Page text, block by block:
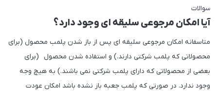
سوالات
آیا امکان مرجوعی سلیقه ای وجود دارد؟
متاسفانه امکان مرجوعی سلیقه ای پس از باز شدن پلمب محصول (برای
محصولاتی که پلمب شرکتی دارند.) و استفاده شدن محصول (برای
بعضی از محصولاتی که دارای پلمب شرکتی نمی باشند.) به هیچ وجه
وجود ندارد. در صورتی که پلمب جعبه باز نشده باشد امکان عودت